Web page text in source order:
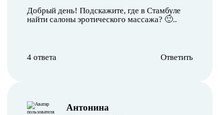
Добрый день! Подскажите, где в Стамбуле
найти салоны эротического массажа? 🙂..
4 ответа Ответить
Антонина